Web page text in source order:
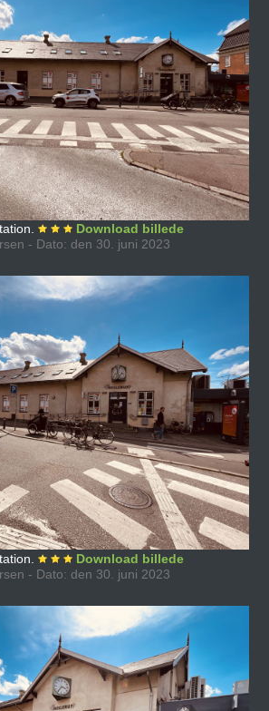
Download billede
- Dato: den 30. juni 2023
Download billede
- Dato: den 30. juni 2023